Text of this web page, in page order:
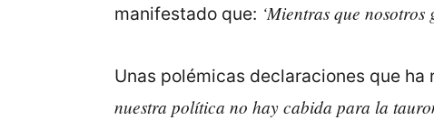
manifestado que: ‘Mientras que
Unas polémicas declaraciones que
nuestra política no hay cabida para la